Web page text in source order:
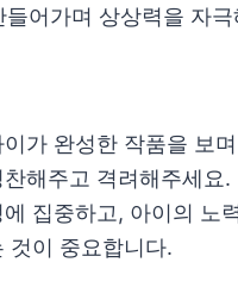
들어가며 상상력을 자
이가 완성한 작품을 보
찬해주고 격려해주세요
에 집중하고, 아이의 노
것이 중요합니다.